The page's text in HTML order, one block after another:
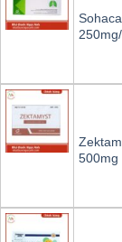
250mg/
500mg